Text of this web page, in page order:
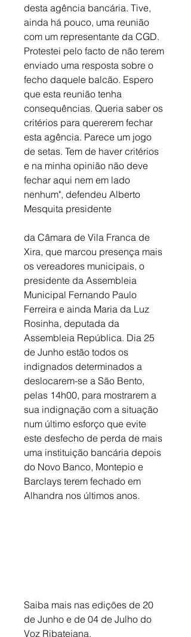
desta agência bancária. Tive,
ainda há pouco, uma reunião
com um representante da CGD.
Protestei pelo facto de não terem
enviado uma resposta sobre o
fecho daquele balcão. Espero
que esta reunião tenha
consequências. Queria saber os
critérios para quererem fechar
esta agência. Parece um jogo
de setas. Tem de haver critérios
e na minha opinião não deve
fechar aqui nem em lado
nenhum", defendeu Alberto
Mesquita presidente
da Câmara de Vila Franca de
Xira, que marcou presença mais
os vereadores municipais, o
presidente da Assembleia
Municipal Fernando Paulo
Ferreira e ainda Maria da Luz
Rosinha, deputada da
Assembleia República. Dia 25
de Junho estão todos os
indignados determinados a
deslocarem-se a São Bento,
pelas 14h00, para mostrarem a
sua indignação com a situação
num último esforço que evite
este desfecho de perda de mais
uma instituição bancária depois
do Novo Banco, Montepio e
Barclays terem fechado em
Alhandra nos últimos anos.
Saiba mais nas edições de 20
de Junho e de 04 de Julho do
Voz Ribatejana.